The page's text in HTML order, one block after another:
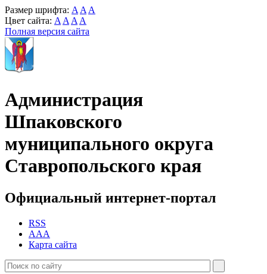
Размер шрифта: A A A
Цвет сайта: A A A A
Полная версия сайта
Администрация
Шпаковского
муниципального округа
Ставропольского края
Официальный интернет-портал
RSS
AAA
Карта сайта